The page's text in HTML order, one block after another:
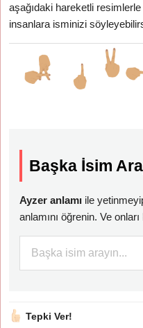
aşağıdaki hareketli
insanlara isminizi
Başka İsim
Ayzer anlamı ile
anlamını öğrenin. Ve
Tepki Ver!